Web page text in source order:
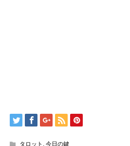
タロット , 今日の鍵